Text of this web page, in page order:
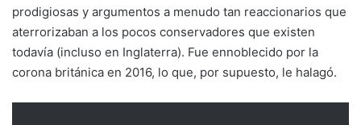
prodigiosas y argumentos a menudo tan reaccionarios que
aterrorizaban a los pocos conservadores que existen
todavía (incluso en Inglaterra). Fue ennoblecido por la
corona británica en 2016, lo que, por supuesto, le halagó.